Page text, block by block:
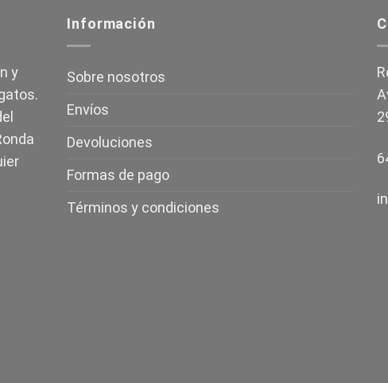
y
Información
Sobre nosotros
Envíos
Devoluciones
Formas de pago
Términos y condiciones